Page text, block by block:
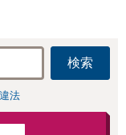
検索
法